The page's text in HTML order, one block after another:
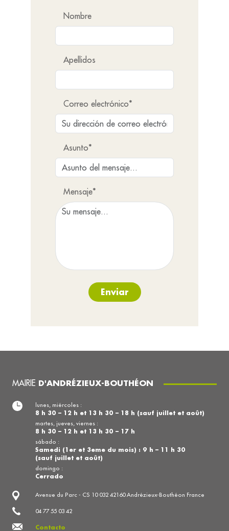
Nombre
Apellidos
Correo electrónico*
Asunto*
Mensaje*
Enviar
MAIRIE D'ANDRÉZIEUX-BOUTHÉON
Avenue du Parc - CS 10 032 42160 Andrézieux-Bouthéon France
04 77 55 03 42
Contacto
lunes, miércoles :
8 h 30 – 12 h et 13 h 30 – 18 h (sauf juillet et août)
martes, jueves, viernes :
8 h 30 – 12 h et 13 h 30 – 17 h
sábado :
Samedi (1er et 3eme du mois) : 9 h – 11 h 30
(sauf juillet et août)
domingo :
Cerrado